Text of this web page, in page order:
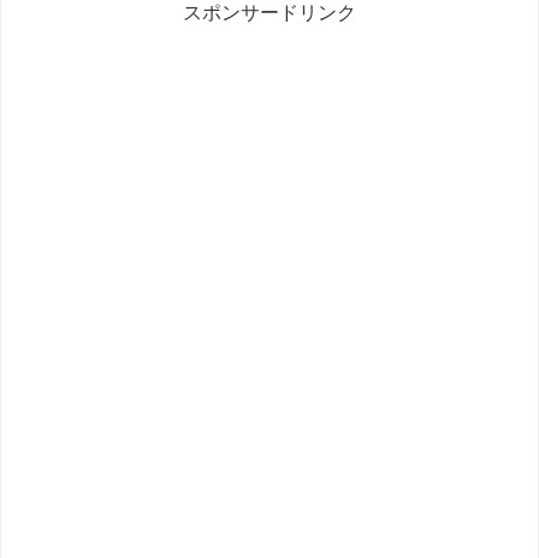
スポンサードリンク